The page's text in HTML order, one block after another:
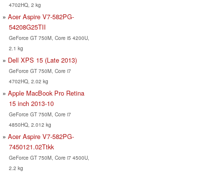
4702HQ, 2 kg
Acer Aspire V7-582PG-
54208G25TII
GeForce GT 750M, Core i5 4200U,
2.1 kg
Dell XPS 15 (Late 2013)
GeForce GT 750M, Core i7
4702HQ, 2.02 kg
Apple MacBook Pro Retina
15 inch 2013-10
GeForce GT 750M, Core i7
4850HQ, 2.012 kg
Acer Aspire V7-582PG-
7450121.02Ttkk
GeForce GT 750M, Core i7 4500U,
2.2 kg